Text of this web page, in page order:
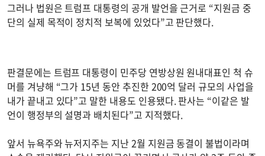
그러나 법원은 트럼프 대통령의 공개 발언을 근거로 “지원금 중
단의 실제 목적이 정치적 보복에 있었다”고 판단했다.
판결문에는 트럼프 대통령이 민주당 연방상원 원내대표인 척 슈
머를 겨냥해 “그가 15년 동안 추진한 200억 달러 규모의 사업을
내가 끝내고 있다”고 말한 내용도 인용됐다. 판사는 “이같은 발
언이 행정부의 설명과 배치된다”고 지적했다.
앞서 뉴욕주와 뉴저지주는 지난 2월 지원금 동결이 불법이라며